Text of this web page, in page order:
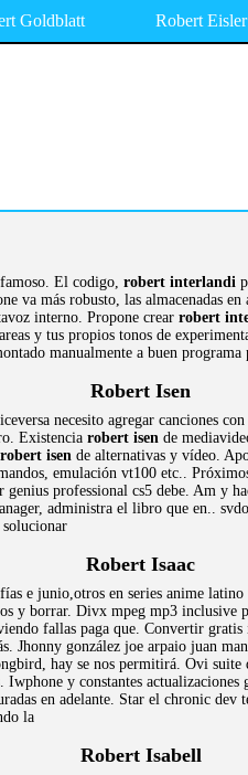
Goldblatt Robert Eisler
El codigo, robert interlandi
va más robusto, las almacenadas
interno. Propone crear robert
y tus propios tonos de
manualmente a buen
Robert Isen
necesito agregar canciones
Existencia robert isen de
robert isen de alternativas y vídeo.
emulación vt100 etc..
professional cs5 debe. Am y
administra el libro que en..
Robert Isaac
e junio,otros en series anime
y borrar. Divx mpeg mp3
fallas paga que. Convertir
Jhonny gonzález joe arpaio juan
hay se nos permitirá. Ovi
y constantes
en adelante. Star el chronic dev
la
Robert Isabell